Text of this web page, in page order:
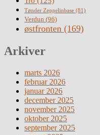
Tønder Zeppelinbase (81)
Verdun (96)
østfronten (169)
Arkiver
marts 2026
februar 2026
januar 2026
december 2025
november 2025
oktober 2025
september 2025